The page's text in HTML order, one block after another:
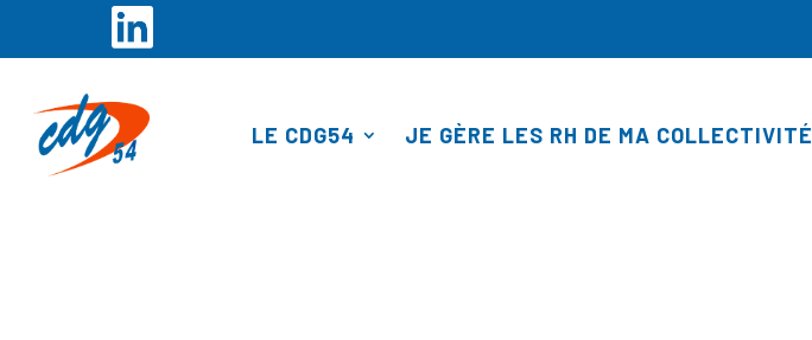
LE CDG54 JE GÈRE LES RH DE MA COLLECTIVITÉ
Panneau de gestion des cookies